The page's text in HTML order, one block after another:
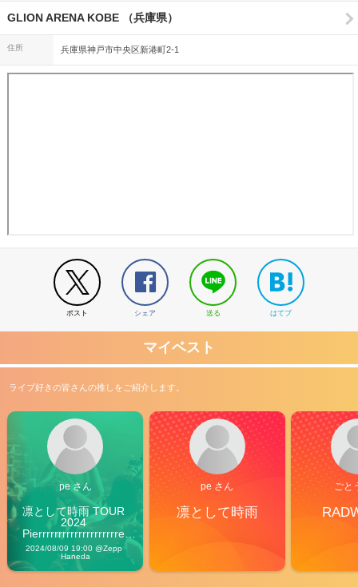
GLION ARENA KOBE （兵庫県）
住所 兵庫県神戸市中央区新港町2-1
ポスト シェア 送る はてブ
マイベスト
ライブ好きの皆さんの推しをご紹介します。
pe さん
凛として時雨 TOUR
2024
Pierrrrrrrrrrrrrrrrrrrre
Vibes
2024/08/09 19:00 @Zepp
Haneda
pe さん
凛として時雨
ごと